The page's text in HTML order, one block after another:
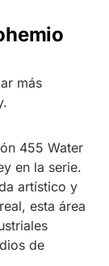
más
455 Water
en la serie.
artístico y
esta área
de